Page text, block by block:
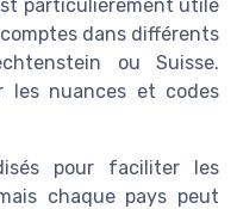
particulièrement utile
dans différents
ou Suisse.
les nuances et codes
pour faciliter les
chaque pays peut